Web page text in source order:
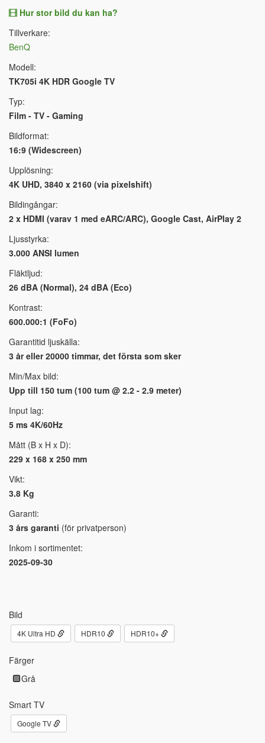
Hur stor bild du kan ha?
Tillverkare:
BenQ
Modell:
TK705i 4K HDR Google TV
Typ:
Film - TV - Gaming
Bildformat:
16:9 (Widescreen)
Upplösning:
4K UHD, 3840 x 2160 (via pixelshift)
Bildingångar:
2 x HDMI (varav 1 med eARC/ARC), Google Cast, AirPlay 2
Ljusstyrka:
3.000 ANSI lumen
Fläktljud:
26 dBA (Normal), 24 dBA (Eco)
Kontrast:
600.000:1 (FoFo)
Garantitid ljuskälla:
3 år eller 20000 timmar, det första som sker
Min/Max bild:
Upp till 150 tum (100 tum @ 2.2 - 2.9 meter)
Input lag:
5 ms 4K/60Hz
Mått (B x H x D):
229 x 168 x 250 mm
Vikt:
3.8 Kg
Garanti:
3 års garanti (för privatperson)
Inkom i sortimentet:
2025-09-30
Bild
4K Ultra HD HDR10 HDR10+
Färger
Grå
Smart TV
Google TV